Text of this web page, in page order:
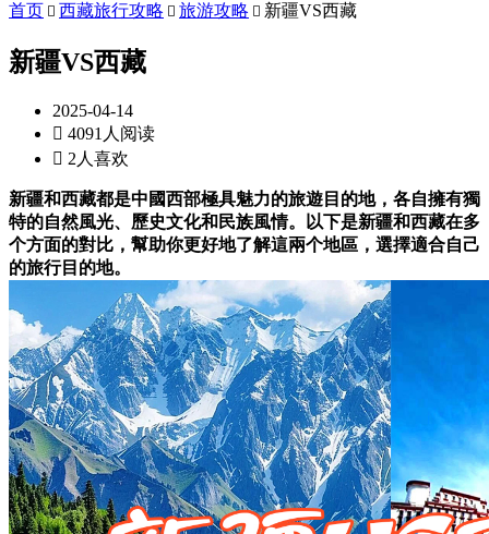
首页  西藏旅行攻略  旅游攻略  新疆VS西藏
新疆VS西藏
2025-04-14
 4091人阅读
 2人喜欢
新疆和西藏都是中國西部極具魅力的旅遊目的地，各自擁有獨
特的自然風光、歷史文化和民族風情。以下是新疆和西藏在多
个方面的對比，幫助你更好地了解這兩个地區，選擇適合自己
的旅行目的地。